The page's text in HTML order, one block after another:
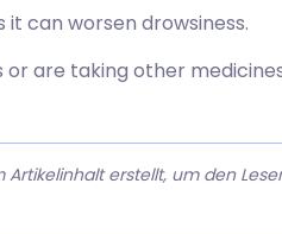
can worsen drowsiness.
are taking other
erstellt, um den